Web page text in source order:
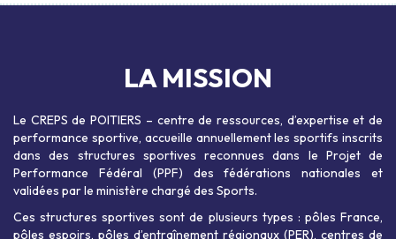
LA MISSION
Le CREPS de POITIERS – centre de ressources, d’expertise et de
performance sportive, accueille annuellement les sportifs inscrits
dans des structures sportives reconnues dans le Projet de
Performance Fédéral (PPF) des fédérations nationales et
validées par le ministère chargé des Sports.
Ces structures sportives sont de plusieurs types : pôles France,
pôles espoirs, pôles d’entraînement régionaux (PER), centres de